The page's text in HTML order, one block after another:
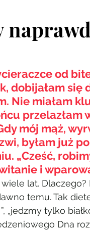
od
dobijałam się
Nie miałam
przelazłam
mój mąż,
byłam już
„Cześć,
i
lat. Dlaczego?
temu. Tak
„jedzmy tylko
Dna